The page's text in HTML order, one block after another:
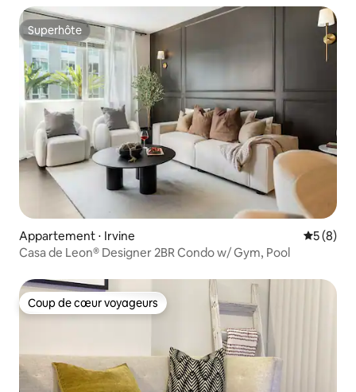
Superhôte
Superhôte
Appartement ⋅ Irvine
5 (8)
Casa de Leon® Designer 2BR Condo w/ Gym, Pool
Coup de cœur voyageurs
Coup de cœur voyageurs